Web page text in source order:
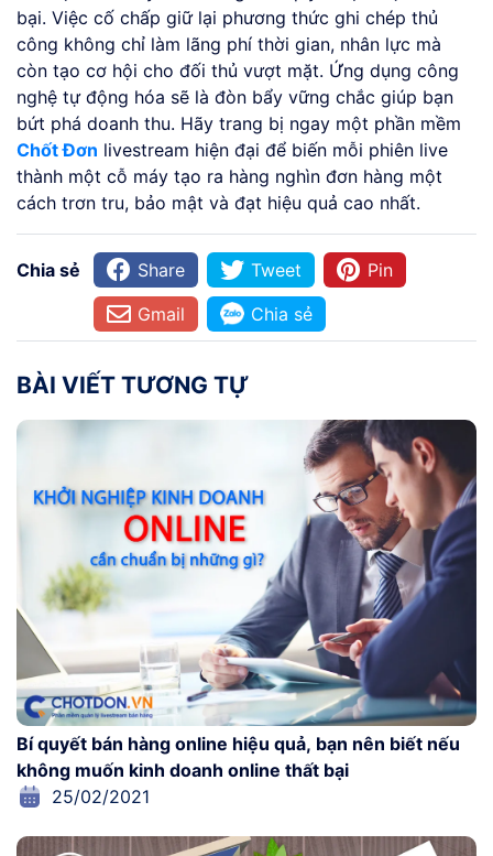
bại. Việc cố chấp giữ lại phương thức ghi chép thủ
công không chỉ làm lãng phí thời gian, nhân lực mà
còn tạo cơ hội cho đối thủ vượt mặt. Ứng dụng công
nghệ tự động hóa sẽ là đòn bẩy vững chắc giúp bạn
bứt phá doanh thu. Hãy trang bị ngay một phần mềm
Chốt Đơn livestream hiện đại để biến mỗi phiên live
thành một cỗ máy tạo ra hàng nghìn đơn hàng một
cách trơn tru, bảo mật và đạt hiệu quả cao nhất.
Chia sẻ Share Tweet
Pin
Gmail
Chia sẻ
BÀI VIẾT TƯƠNG TỰ
Bí quyết bán hàng online hiệu quả, bạn nên biết nếu
không muốn kinh doanh online thất bại
25/02/2021